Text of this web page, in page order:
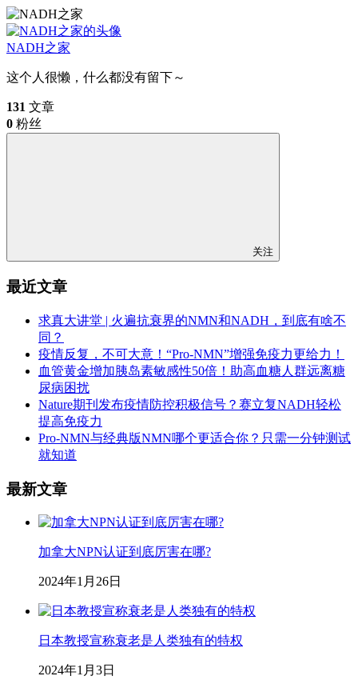
NADH之家
这个人很懒，什么都没有留下～
131 文章
0 粉丝
关注
最近文章
求真大讲堂 | 火遍抗衰界的NMN和NADH，到底有啥不
同？
疫情反复，不可大意！“Pro-NMN”增强免疫力更给力！
血管黄金增加胰岛素敏感性50倍！助高血糖人群远离糖
尿病困扰
Nature期刊发布疫情防控积极信号？赛立复NADH轻松
提高免疫力
Pro-NMN与经典版NMN哪个更适合你？只需一分钟测试
就知道
最新文章
加拿大NPN认证到底厉害在哪?
2024年1月26日
日本教授宣称衰老是人类独有的特权
2024年1月3日